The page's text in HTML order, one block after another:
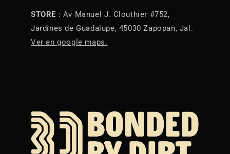
STORE : Av Manuel J. Clouthier #752,
Jardines de Guadalupe, 45030 Zapopan, Jal.
Ver en google maps.